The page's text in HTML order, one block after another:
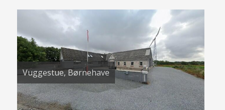
Vuggestue, Børnehave